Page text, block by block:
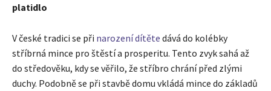
platidlo
V české tradici se při narození dítěte dává do kolébky
stříbrná mince pro štěstí a prosperitu. Tento zvyk sahá až
do středověku, kdy se věřilo, že stříbro chrání před zlými
duchy. Podobně se při stavbě domu vkládá mince do základů